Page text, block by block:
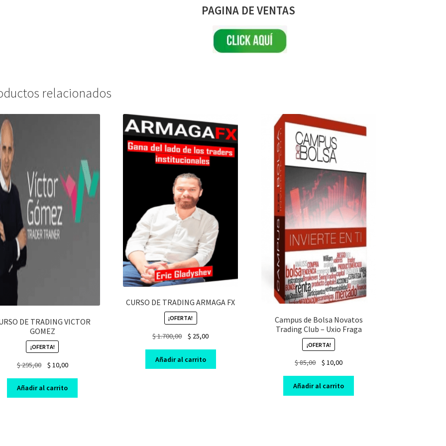
PAGINA DE VENTAS
relacionados
DE TRADING VICTOR
GOMEZ
¡OFERTA!
$295,00
Original
was:
$ 295,00.
$ 10,00Current
is:
$ 10,00.
Añadir al carrito
CURSO DE TRADING ARMAGA FX
¡OFERTA!
$1.700,00
Original
was:
$ 1.700,00.
$ 25,00Current
$ 25,00.
Añadir al carrito
Campus de Bolsa Novatos
Trading Club – Uxio Fraga
¡OFERTA!
$85,00
Original
was:
$ 85,00.
$ 10,00Current
is:
$ 10,00.
Añadir al carrito